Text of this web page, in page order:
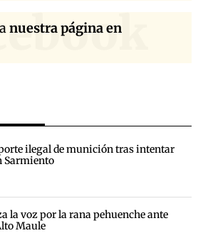
nuestra página en
ilegal de munición tras intentar
Sarmiento
la voz por la rana pehuenche ante
Maule